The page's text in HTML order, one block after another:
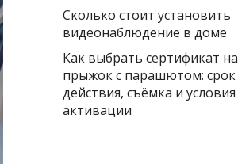
Сколько стоит установить
видеонаблюдение в доме
Как выбрать сертификат на
прыжок с парашютом: срок
действия, съёмка и условия
активации